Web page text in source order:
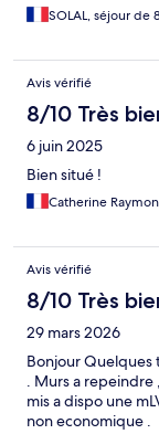
SOLAL, séjour de
Avis vérifié
8/10 Très
6 juin 2025
Bien situé !
Catherine
Avis vérifié
8/10 Très
29 mars 2026
Bonjour Quelques
. Murs a repeindre
mis a dispo une
non economique .